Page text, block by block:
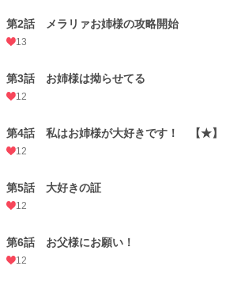
第2話 メラリァお姉様の攻略開始
13
第3話 お姉様は拗らせてる
12
第4話 私はお姉様が大好きです！ 【★】
12
第5話 大好きの証
12
第6話 お父様にお願い！
12